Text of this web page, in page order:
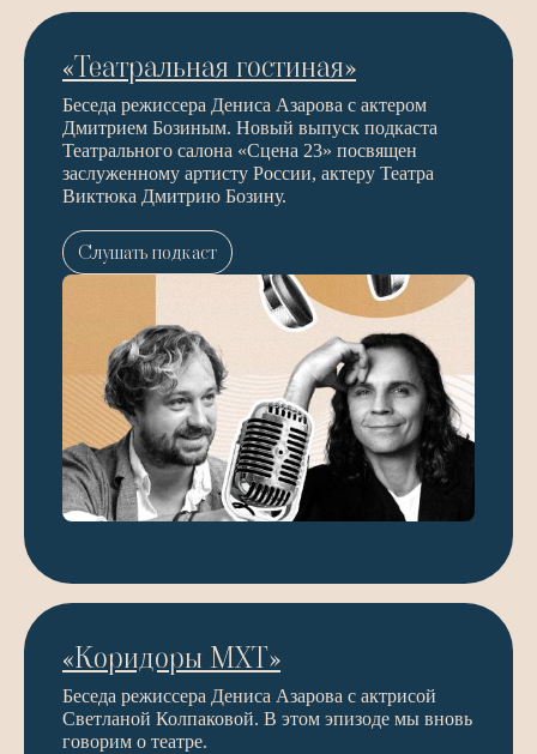
«Театральная гостиная»
Беседа режиссера Дениса Азарова с актером
Дмитрием Бозиным. Новый выпуск подкаста
Театрального салона «Сцена 23» посвящен
заслуженному артисту России, актеру Театра
Виктюка Дмитрию Бозину.
Слушать подкаст
«Коридоры МХТ»
Беседа режиссера Дениса Азарова с актрисой
Светланой Колпаковой. В этом эпизоде мы вновь
говорим о театре.